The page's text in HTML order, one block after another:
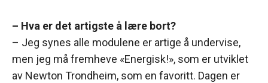
– Hva er det artigste å lære bort?
– Jeg synes alle modulene er artige å undervise,
men jeg må fremheve «Energisk!», som er utviklet
av Newton Trondheim, som en favoritt. Dagen er